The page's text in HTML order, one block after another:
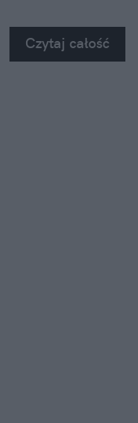
jak pięć
Clochee może
Czytaj całość